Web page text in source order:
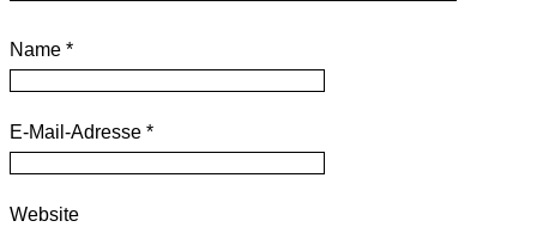
Name *
E-Mail-Adresse *
Website